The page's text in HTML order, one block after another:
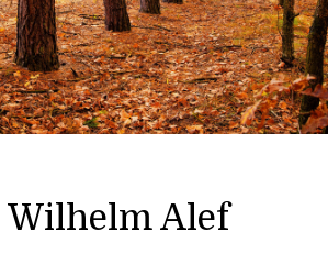
Wilhelm Alef